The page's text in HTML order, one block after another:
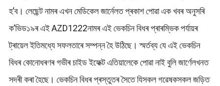
হ’ব। লেছেন্ট নামৰ এখন মেডিকেল জাৰ্নেলত প্ৰকাশ পোৱা এক খবৰ অনুসৰি
ক’ভিড১৯ৰ এই AZD1222নামৰ এই ভেকচিন বিধৰ প্ৰাৰম্ভিক পৰ্যায়ৰ
ট্ৰায়েল ইতিমধ্যে সফলতাৰে সম্পন্ন হৈ উঠিছে। স্মৰ্তব্য যে এই ভেকচিন
বিধৰ কোনোধৰণৰ গভীৰ চাইড ইফেক্ট এতিয়ালেকে পোৱা নাই বুলি জাৰ্ণেলখনত
সদৰী কৰা হৈছে। ভেকচিন বিধৰ প্ৰস্তুতৰ সৈতে যিসকল গৱেষকসকল জড়িত